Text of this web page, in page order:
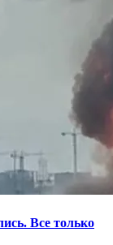
Все только